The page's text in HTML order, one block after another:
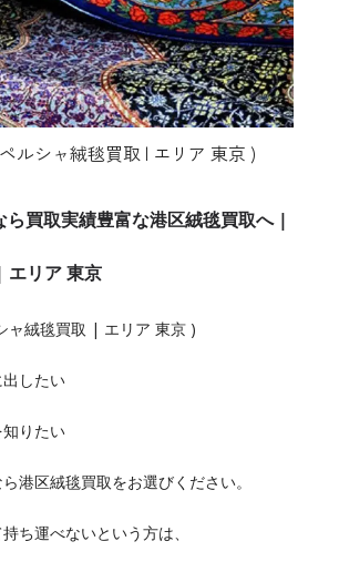
ルシャ絨毯買取 | エリア 東京 )
ら買取実績豊富な港区絨毯買取へ |
エリア 東京
ャ絨毯買取 | エリア 東京 )
したい
りたい
港区絨毯買取をお選びください。
ち運べないという方は、